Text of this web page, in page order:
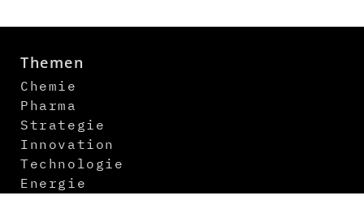
Themen
Chemie
Pharma
Strategie
Innovation
Technologie
Energie